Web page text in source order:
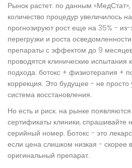
Рынок растет: по данным
количество процедур увеличилось
прогнозируют рост еще на 35% -
перегрузки и роста
препараты с эффектом до 9
проводятся клинические испытания
подхода: ботокс + физиотерапия +
коррекция. Это будущее - не просто
система восстановления.
Но есть и риск: на рынке
сертификаты клиники, спрашивайте
серийный номер. Ботокс - это
если цена слишком низкая - скорее
оригинальный препарат.